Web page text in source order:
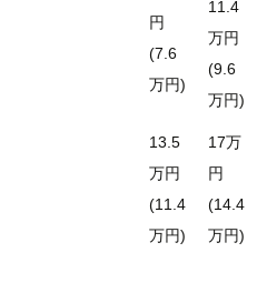
円
(7.6
万円)
11.4
万円
(9.6
万円)
13.5
万円
(11.4
万円)
17万
円
(14.4
万円)